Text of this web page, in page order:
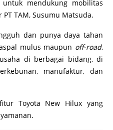
mendukung mobilitas
TAM, Susumu Matsuda.
dan punya daya tahan
mulus maupun off-road,
di berbagai bidang, di
manufaktur, dan
Toyota New Hilux yang